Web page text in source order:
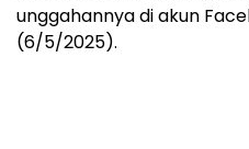
unggahannya di akun
(6/5/2025).